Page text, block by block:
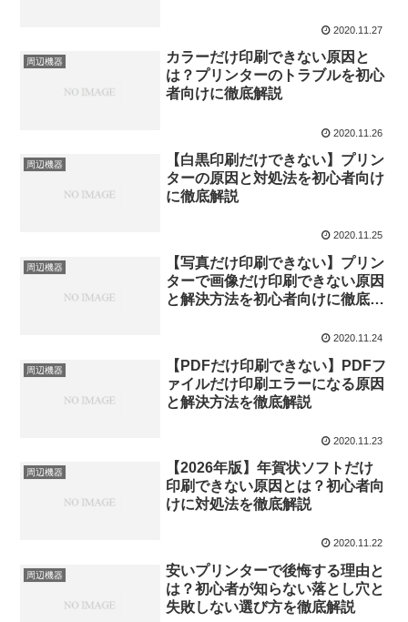
2020.11.27
周辺機器
カラーだけ印刷できない原因と
は？プリンターのトラブルを初心
者向けに徹底解説
2020.11.26
周辺機器
【白黒印刷だけできない】プリン
ターの原因と対処法を初心者向け
に徹底解説
2020.11.25
周辺機器
【写真だけ印刷できない】プリン
ターで画像だけ印刷できない原因
と解決方法を初心者向けに徹底解
2020.11.24
周辺機器
【PDFだけ印刷できない】PDFフ
ァイルだけ印刷エラーになる原因
と解決方法を徹底解説
2020.11.23
周辺機器
【2026年版】年賀状ソフトだけ
印刷できない原因とは？初心者向
けに対処法を徹底解説
2020.11.22
周辺機器
安いプリンターで後悔する理由と
は？初心者が知らない落とし穴と
失敗しない選び方を徹底解説